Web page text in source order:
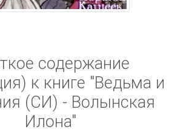
содержание
к книге "Ведьма и
(СИ) - Волынская
Илона"